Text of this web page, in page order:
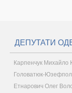
ДЕПУТАТИ
Карпенчук Михайло
Головатюк-
Етнарович Олег